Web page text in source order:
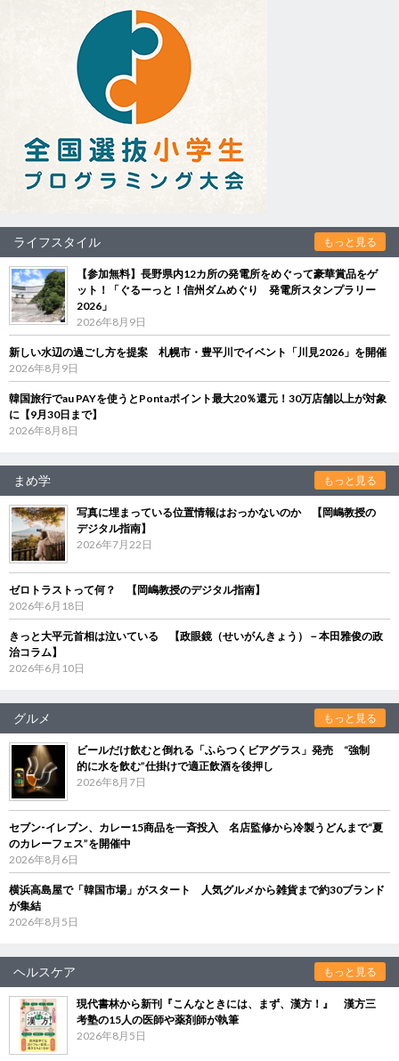
ライフスタイル もっと見る
【参加無料】長野県内12カ所の発電所をめぐって豪華賞品をゲ
ット！「ぐるーっと！信州ダムめぐり 発電所スタンプラリー
2026」
2026年8月9日
新しい水辺の過ごし方を提案 札幌市・豊平川でイベント「川見2026」を開催
2026年8月9日
韓国旅行でau PAYを使うとPontaポイント最大20％還元！30万店舗以上が対象
に【9月30日まで】
2026年8月8日
まめ学 もっと見る
写真に埋まっている位置情報はおっかないのか 【岡嶋教授の
デジタル指南】
2026年7月22日
ゼロトラストって何？ 【岡嶋教授のデジタル指南】
2026年6月18日
きっと大平元首相は泣いている 【政眼鏡（せいがんきょう）－本田雅俊の政
治コラム】
2026年6月10日
グルメ もっと見る
ビールだけ飲むと倒れる「ふらつくビアグラス」発売 “強制
的に水を飲む”仕掛けで適正飲酒を後押し
2026年8月7日
セブン‐イレブン、カレー15商品を一斉投入 名店監修から冷製うどんまで“夏
のカレーフェス”を開催中
2026年8月6日
横浜高島屋で「韓国市場」がスタート 人気グルメから雑貨まで約30ブランド
が集結
2026年8月5日
ヘルスケア もっと見る
現代書林から新刊『こんなときには、まず、漢方！』 漢方三
考塾の15人の医師や薬剤師が執筆
2026年8月5日